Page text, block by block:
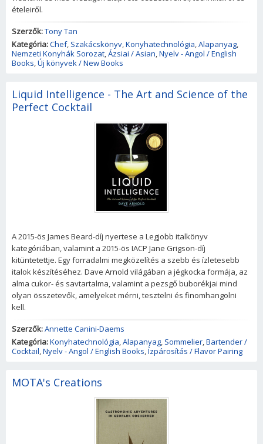
ételeiről.
Szerzők:Tony Tan
Kategória:Chef, Szakácskönyv,Konyhatechnológia,Alapanyag,
Nemzeti Konyhák Sorozat,Ázsiai / Asian,Nyelv - Angol / English
Books,Új könyvek / New Books
Liquid Intelligence - The Art and Science of the
Perfect Cocktail
A 2015-ös James Beard-díj nyertese a Legjobb italkönyv
kategóriában, valamint a 2015-ös IACP Jane Grigson-díj
kitüntetettje. Egy forradalmi megközelítés a szebb és ízletesebb
italok készítéséhez. Dave Arnold világában a jégkocka formája, az
alma cukor- és savtartalma, valamint a pezsgő buborékjai mind
olyan összetevők, amelyeket mérni, tesztelni és finomhangolni
kell.
Szerzők:Annette Canini-Daems
Kategória:Konyhatechnológia,Alapanyag, Sommelier,Bartender /
Cocktail,Nyelv - Angol / English Books,Ízpárosítás / Flavor Pairing
MOTA's Creations